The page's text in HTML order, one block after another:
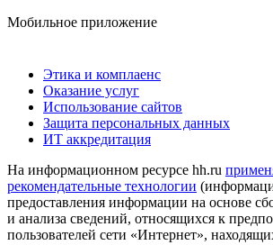
Мобильное приложение
Этика и комплаенс
Оказание услуг
Использование сайтов
Защита персональных данных
ИТ аккредитация
На информационном ресурсе hh.ru
рекомендательные технологии
предоставления информации на основе
и анализа сведений, относящихся к
пользователей сети «Интернет»,